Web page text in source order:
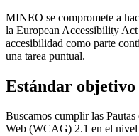
MINEO se compromete a
la European Accessibility
accesibilidad como parte
una tarea puntual.
Estándar objetivo
Buscamos cumplir las
Web (WCAG) 2.1 en el